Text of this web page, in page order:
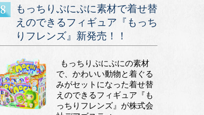
もっちりぷにぷに素材で着せ替
えのできるフィギュア『もっち
りフレンズ』新発売！！
もっちりぷにぷにの素材
で、かわいい動物と着ぐる
みがセットになった着せ替
えのできるフィギュア『も
っちりフレンズ』が株式会